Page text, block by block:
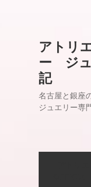
アトリ
ー ジ
記
名古屋と銀座
ジュエリー専